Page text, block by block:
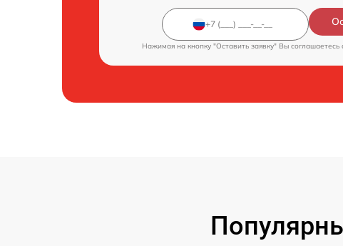
Нажимая на кнопку "Оставить заявку" Вы соглашаетесь